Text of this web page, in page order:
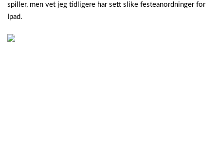
spiller, men vet jeg tidligere har sett slike festeanordninger for
Ipad.